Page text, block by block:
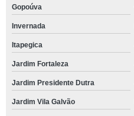
Gopoúva
Invernada
Itapegica
Jardim Fortaleza
Jardim Presidente Dutra
Jardim Vila Galvão